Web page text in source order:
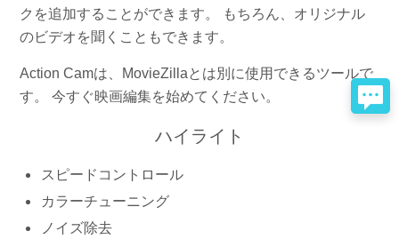
クを追加することができます。 もちろん、オリジナル
のビデオを聞くこともできます。
Action Camは、MovieZillaとは別に使用できるツールで
す。 今すぐ映画編集を始めてください。
ハイライト
スピードコントロール
カラーチューニング
ノイズ除去